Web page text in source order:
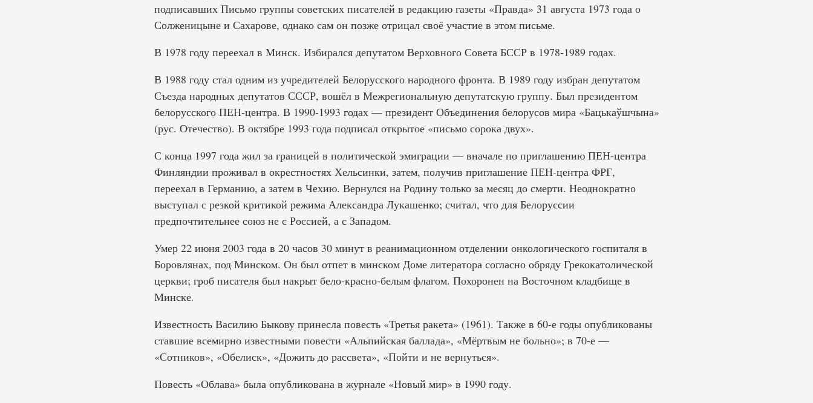
подписавших Письмо группы советских писателей в редакцию газеты «Правда» 31 августа 1973 года о
Солженицыне и Сахарове, однако сам он позже отрицал своё участие в этом письме.
В 1978 году переехал в Минск. Избирался депутатом Верховного Совета БССР в 1978-1989 годах.
В 1988 году стал одним из учредителей Белорусского народного фронта. В 1989 году избран депутатом
Съезда народных депутатов СССР, вошёл в Межрегиональную депутатскую группу. Был президентом
белорусского ПЕН-центра. В 1990-1993 годах — президент Объединения белорусов мира «Бацькаўшчына»
(рус. Отечество). В октябре 1993 года подписал открытое «письмо сорока двух».
С конца 1997 года жил за границей в политической эмиграции — вначале по приглашению ПЕН-центра
Финляндии проживал в окрестностях Хельсинки, затем, получив приглашение ПЕН-центра ФРГ,
переехал в Германию, а затем в Чехию. Вернулся на Родину только за месяц до смерти. Неоднократно
выступал с резкой критикой режима Александра Лукашенко; считал, что для Белоруссии
предпочтительнее союз не с Россией, а с Западом.
Умер 22 июня 2003 года в 20 часов 30 минут в реанимационном отделении онкологического госпиталя в
Боровлянах, под Минском. Он был отпет в минском Доме литератора согласно обряду Грекокатолической
церкви; гроб писателя был накрыт бело-красно-белым флагом. Похоронен на Восточном кладбище в
Минске.
Известность Василию Быкову принесла повесть «Третья ракета» (1961). Также в 60-е годы опубликованы
ставшие всемирно известными повести «Альпийская баллада», «Мёртвым не больно»; в 70-е —
«Сотников», «Обелиск», «Дожить до рассвета», «Пойти и не вернуться».
Повесть «Облава» была опубликована в журнале «Новый мир» в 1990 году.